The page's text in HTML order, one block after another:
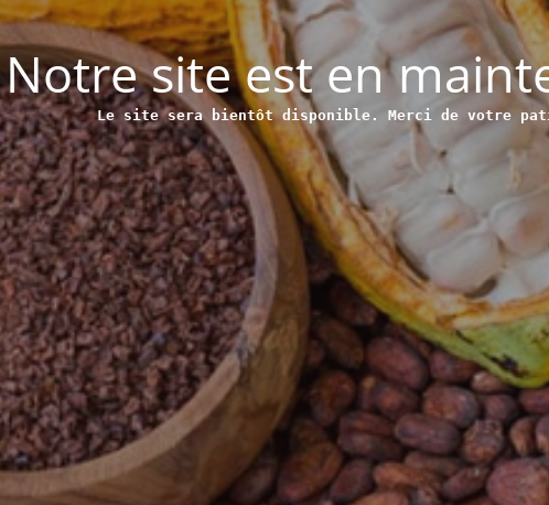
Notre site est en
Le site sera bientôt disponible. Merci de votre